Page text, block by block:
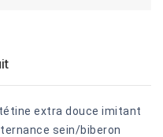
extra douce imitant
sein/biberon